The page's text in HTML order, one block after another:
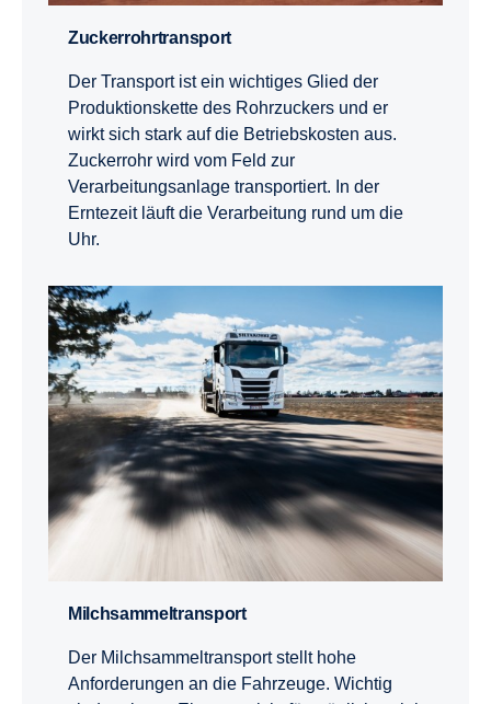
Zucker­rohr­trans­port
Der Transport ist ein wichtiges Glied der
Produktionskette des Rohrzuckers und er
wirkt sich stark auf die Betriebskosten aus.
Zuckerrohr wird vom Feld zur
Verarbeitungsanlage transportiert. In der
Erntezeit läuft die Verarbeitung rund um die
Uhr.
Milch­sam­mel­trans­port
Der Milchsammeltransport stellt hohe
Anforderungen an die Fahrzeuge. Wichtig